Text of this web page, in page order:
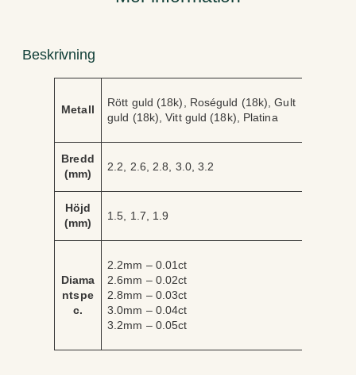
Beskrivning
tt
t
ä
d
e
Metall
Rött guld (18k), Roséguld (18k), Gult
guld (18k), Vitt guld (18k), Platina
Bredd
(mm)
2.2, 2.6, 2.8, 3.0, 3.2
Höjd
(mm)
1.5, 1.7, 1.9
Diama
ntspe
c.
2.2mm – 0.01ct
2.6mm – 0.02ct
2.8mm – 0.03ct
3.0mm – 0.04ct
3.2mm – 0.05ct